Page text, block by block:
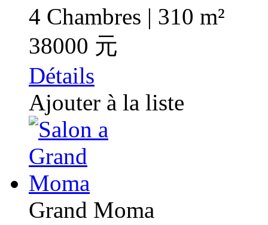
4 Chambres | 310 m²
38000 元
Détails
Ajouter à la liste
Grand Moma